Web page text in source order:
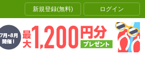
新規登録(無料) ログイン